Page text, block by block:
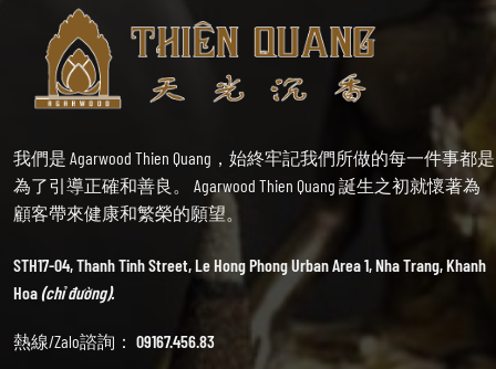
我們是 Agarwood Thien Quang，始終牢記我們所做的每一件事都是
為了引導正確和善良。 Agarwood Thien Quang 誕生之初就懷著為
顧客帶來健康和繁榮的願望。
STH17-04, Thanh Tinh Street, Le Hong Phong Urban Area 1, Nha Trang, Khanh
Hoa(chỉ đường).
熱線/Zalo諮詢： 09167.456.83